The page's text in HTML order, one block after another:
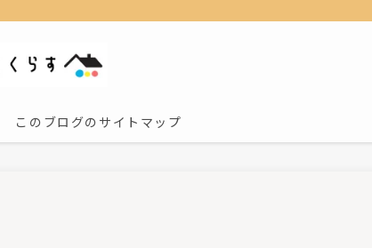
このブログのサイトマップ